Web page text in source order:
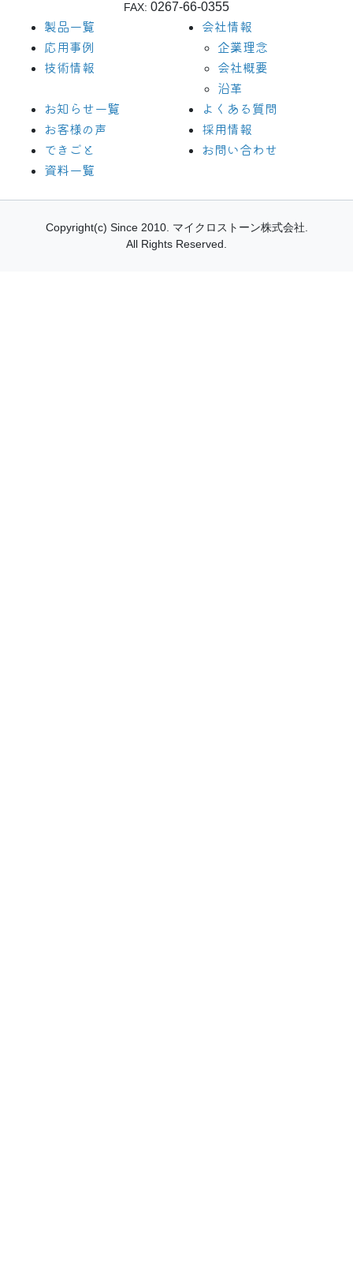
FAX: 0267-66-0355
製品一覧
応用事例
技術情報
会社情報
企業理念
会社概要
沿革
お知らせ一覧
お客様の声
できごと
資料一覧
よくある質問
採用情報
お問い合わせ
Copyright(c) Since 2010. マイクロストーン株式会社.
All Rights Reserved.